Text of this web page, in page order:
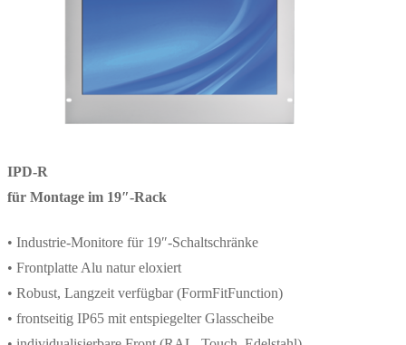
IPD-R
für Montage im 19″-Rack
• Industrie-Monitore für 19″-Schaltschränke
• Frontplatte Alu natur eloxiert
• Robust, Langzeit verfügbar (FormFitFunction)
• frontseitig IP65 mit entspiegelter Glasscheibe